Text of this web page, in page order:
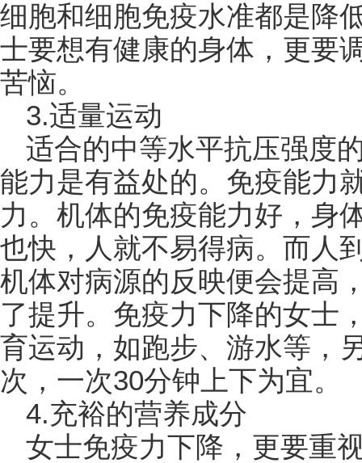
细胞和细胞免疫水准都是降
士要想有健康的身体，更要
苦恼。
3.适量运动
适合的中等水平抗压强度
能力是有益处的。免疫能力
力。机体的免疫能力好，身
也快，人就不易得病。而人
机体对病源的反映便会提高
了提升。免疫力下降的女士
育运动，如跑步、游水等，
次，一次30分钟上下为宜。
4.充裕的营养成分
女士免疫力下降，更要重